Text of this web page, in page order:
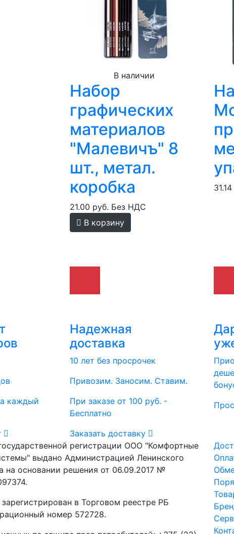
В наличии
Набор
графических
материалов
"Малевичъ" 8
шт., метал.
коробка
21.00 руб. Без НДС
В корзину
каждый
Надежная
доставка
10 лет без просрочек
Привозим. Заносим. Ставим.
При заказе от 100 руб. -
Бесплатно
Заказать доставку
регистрации ООО "Комфортные
выдано Администрацией Ленинского
на основании решения от 06.09.2017 №
в Торговом реестре РБ
номер 572728.